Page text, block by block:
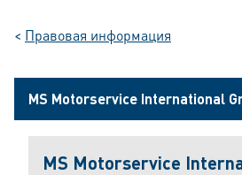
< Правовая информация
MS Motorservice International
MS Motorservice